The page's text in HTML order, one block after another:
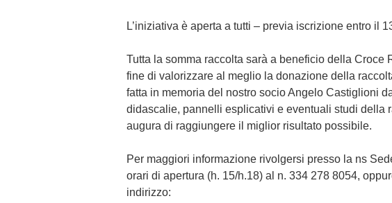
L’iniziativa è aperta a tutti – previa iscrizione entro il
Tutta la somma raccolta sarà a beneficio della Croce
fine di valorizzare al meglio la donazione della
fatta in memoria del nostro socio Angelo Castiglioni
didascalie, pannelli esplicativi e eventuali studi della
augura di raggiungere il miglior risultato possibile.
Per maggiori informazione rivolgersi presso la ns
orari di apertura (h. 15/h.18) al n. 334 278 8054,
indirizzo: